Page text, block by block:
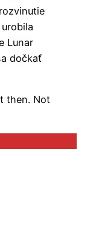
Lunar
dočkať
then. Not